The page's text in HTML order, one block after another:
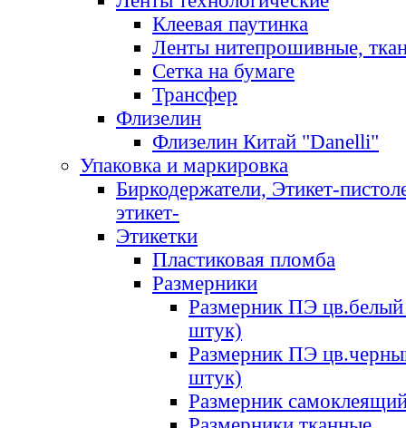
Клеевая паутинка
Ленты нитепрошивные,
Сетка на бумаге
Трансфер
Флизелин
Флизелин Китай "Danelli"
Упаковка и маркировка
Биркодержатели, Этикет-
этикет-
Этикетки
Пластиковая пломба
Размерники
Размерник ПЭ цв.белый
штук)
Размерник ПЭ
штук)
Размерник